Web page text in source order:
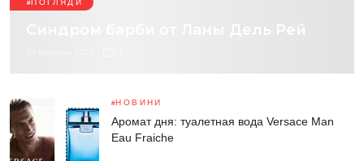
ПОГЛЯДИ
Синдром барби от Ланы Дель Рей
НОВИНИ
Аромат дня: туалетная вода Versace Man
Eau Fraiche